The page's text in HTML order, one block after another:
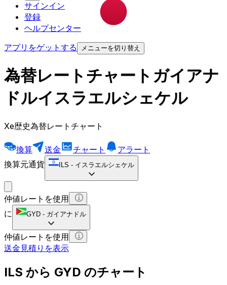
サインイン
登録
ヘルプセンター
アプリをゲットする
メニューを切り替え
為替レートチャートガイアナ
ドルイスラエルシェケル
Xe歴史為替レートチャート
換算 送金 チャート
アラート
換算元通貨
ILS - イスラエルシェケル
仲値レートを使用
に
GYD - ガイアナドル
仲値レートを使用
送金見積りを表示
ILS から GYD のチャート